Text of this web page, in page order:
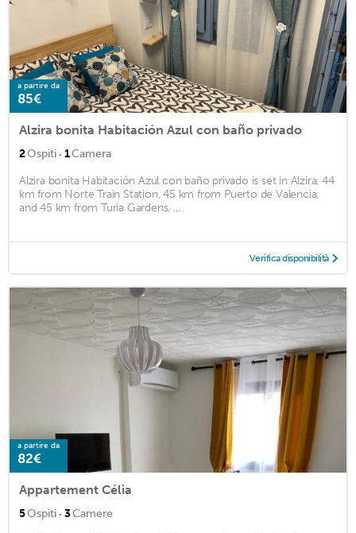
a partire da
85€
Alzira bonita Habitación Azul con baño privado
2Ospiti · 1Camera
Alzira bonita Habitación Azul con baño privado is set in Alzira, 44
km from Norte Train Station, 45 km from Puerto de Valencia,
and 45 km from Turia Gardens. ...
Verifica disponibilità
a partire da
82€
Appartement Célia
5Ospiti · 3Camere